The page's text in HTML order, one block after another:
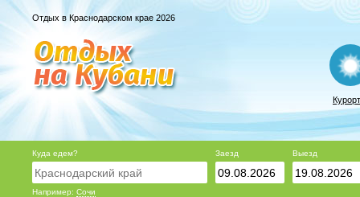
Отдых в Краснодарском крае 2026
Куда едем?
Например: Сочи
Заезд Выезд